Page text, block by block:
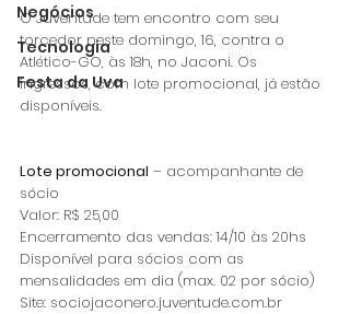
Negócios
Tecnologia
Festa da Uva
O Juventude tem encontro com seu
torcedor neste domingo, 16, contra o
Atlético-GO, às 18h, no Jaconi. Os
ingressos, com lote promocional, já estão
disponíveis.
Lote promocional – acompanhante de
sócio
Valor: R$ 25,00
Encerramento das vendas: 14/10 às 20hs
Disponível para sócios com as
mensalidades em dia (max. 02 por sócio)
Site: sociojaconero.juventude.com.br